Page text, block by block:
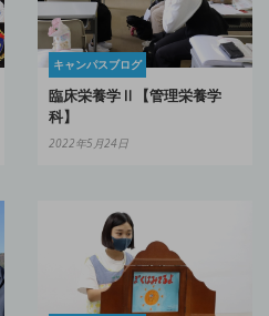
キャンパスブログ
臨床栄養学Ⅱ【管理栄養学
科】
2022年5月24日